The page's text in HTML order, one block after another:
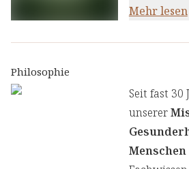
und unsere
Wir legen
einen
unserer
sorgfältig
Produkte
Mehr lesen
Philosophie
Seit fast
unserer
Menschen